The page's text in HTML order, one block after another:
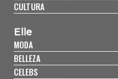
CULTURA
Elle
MODA
BELLEZA
CELEBS